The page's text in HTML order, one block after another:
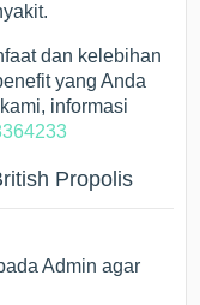
dan kelebihan
yang Anda
informasi
Propolis
Admin agar